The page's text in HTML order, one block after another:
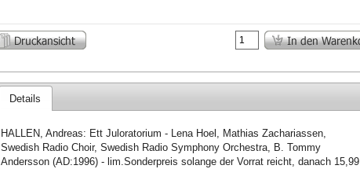
Details
HALLEN, Andreas: Ett Juloratorium - Lena Hoel, Mathias Zachariassen,
Swedish Radio Choir, Swedish Radio Symphony Orchestra, B. Tommy
Andersson (AD:1996) - lim.Sonderpreis solange der Vorrat reicht, danach 15,99